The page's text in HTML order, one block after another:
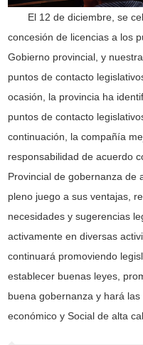
El 12 de diciembre, se
concesión de licencias a los
Gobierno provincial, y
puntos de contacto
ocasión, la provincia ha
puntos de contacto
continuación, la compañía
responsabilidad de acuerdo
Provincial de gobernanza de
pleno juego a sus ventajas,
necesidades y sugerencias
activamente en diversas
continuará promoviendo
establecer buenas leyes,
buena gobernanza y hará
económico y Social de alta